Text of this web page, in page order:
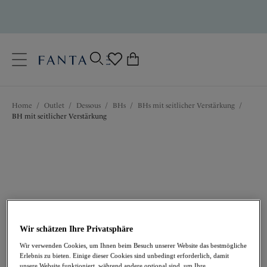
Sprache
Home / Outlet / Dessous / BHs / BHs mit seitlicher Verstärkung /
BH mit seitlicher Verstärkung
19,18 € war 63,95 €
Wir schätzen Ihre Privatsphäre
Wir verwenden Cookies, um Ihnen beim Besuch unserer Website das bestmögliche
Erlebnis zu bieten. Einige dieser Cookies sind unbedingt erforderlich, damit